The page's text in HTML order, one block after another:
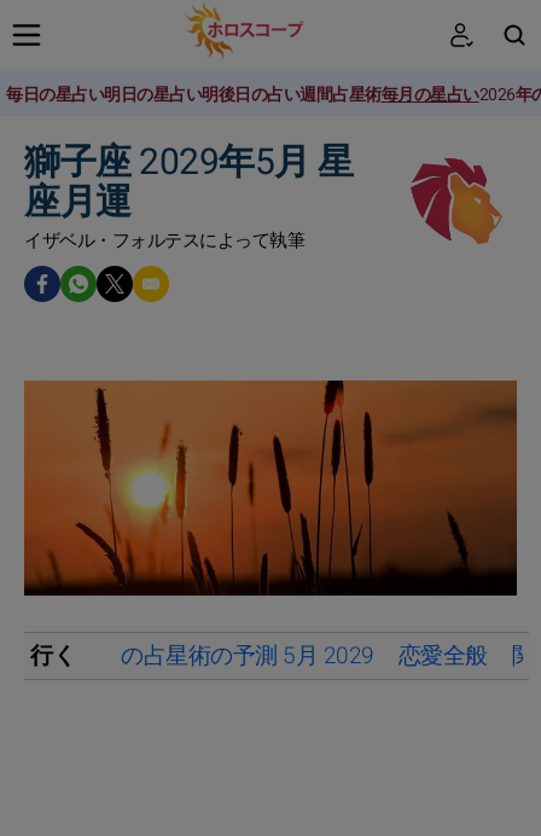
毎日の星占い明日の星占い明後日の占い週間占星術毎月の星占い2026年
獅子座 2029年5月 星
座月運
イザベル・フォルテスによって執筆
行く の占星術の予測 5月 2029 恋愛全般 関